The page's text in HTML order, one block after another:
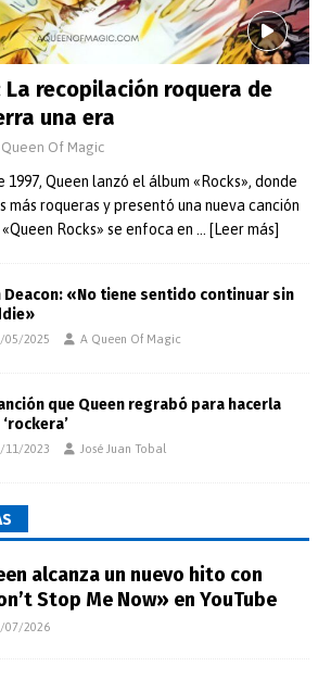
La recopilación roquera de
una era
Of Magic
1997, Queen lanzó el álbum «Rocks», donde
más roqueras y presentó una nueva canción
Rocks» se enfoca en
… [Leer más]
Deacon: «No tiene sentido continuar sin
05/2025 A Queen Of Magic
que Queen regrabó para hacerla
11/2023 José Juan Tobal
alcanza un nuevo hito con
Stop Me Now» en YouTube
07/2026